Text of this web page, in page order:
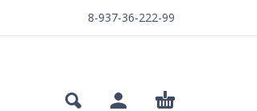
8-937-36-222-99